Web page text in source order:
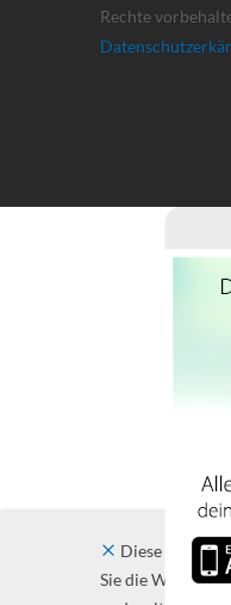
Rechte
Diese
Sie die Website